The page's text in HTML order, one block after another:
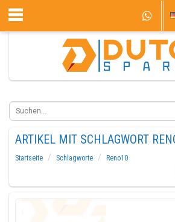
ARTIKEL MIT SCHLAGWORT
Startseite Schlagworte
Reno10